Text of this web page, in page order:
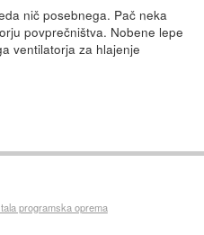
nič posebnega. Pač neka
povprečništva. Nobene lepe
ventilatorja za hlajenje
programska oprema